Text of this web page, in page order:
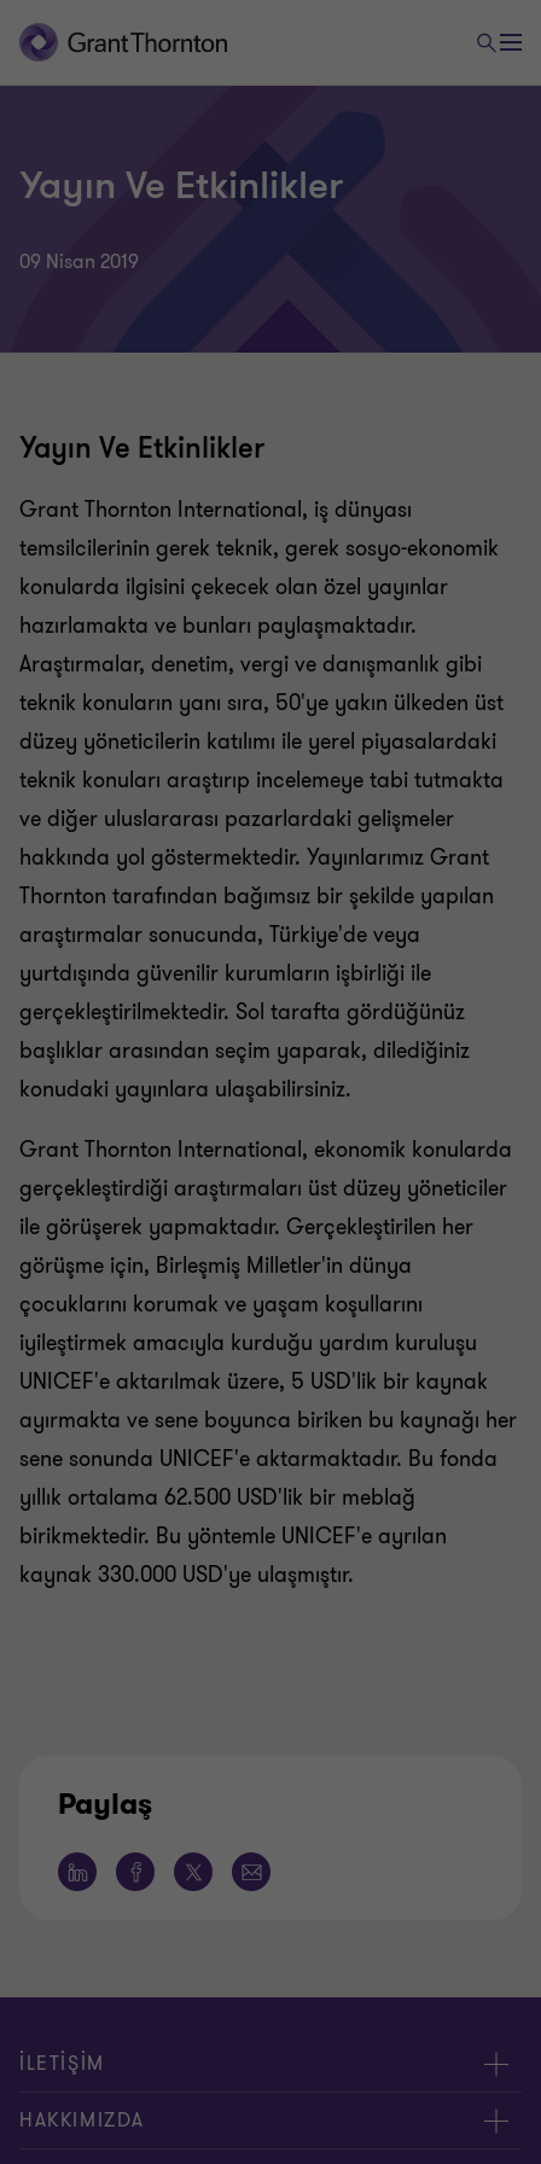
Yayın Ve Etkinlikler
09 Nisan 2019
Yayın Ve Etkinlikler
Grant Thornton International, iş dünyası
temsilcilerinin gerek teknik, gerek sosyo-ekonomik
konularda ilgisini çekecek olan özel yayınlar
hazırlamakta ve bunları paylaşmaktadır.
Araştırmalar, denetim, vergi ve danışmanlık gibi
teknik konuların yanı sıra, 50'ye yakın ülkeden üst
düzey yöneticilerin katılımı ile yerel piyasalardaki
teknik konuları araştırıp incelemeye tabi tutmakta
ve diğer uluslararası pazarlardaki gelişmeler
hakkında yol göstermektedir. Yayınlarımız Grant
Thornton tarafından bağımsız bir şekilde yapılan
araştırmalar sonucunda, Türkiye'de veya
yurtdışında güvenilir kurumların işbirliği ile
gerçekleştirilmektedir. Sol tarafta gördüğünüz
başlıklar arasından seçim yaparak, dilediğiniz
konudaki yayınlara ulaşabilirsiniz.
Grant Thornton International, ekonomik konularda
gerçekleştirdiği araştırmaları üst düzey yöneticiler
ile görüşerek yapmaktadır. Gerçekleştirilen her
görüşme için, Birleşmiş Milletler'in dünya
çocuklarını korumak ve yaşam koşullarını
iyileştirmek amacıyla kurduğu yardım kuruluşu
UNICEF'e aktarılmak üzere, 5 USD'lik bir kaynak
ayırmakta ve sene boyunca biriken bu kaynağı her
sene sonunda UNICEF'e aktarmaktadır. Bu fonda
yıllık ortalama 62.500 USD'lik bir meblağ
birikmektedir. Bu yöntemle UNICEF'e ayrılan
kaynak 330.000 USD'ye ulaşmıştır.
Paylaş
İLETİŞİM
Yöneticilerimiz
HAKKIMIZDA